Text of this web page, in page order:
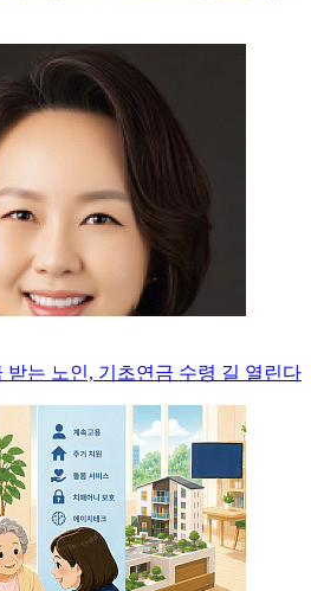
받는 노인, 기초연금 수령 길 열린다